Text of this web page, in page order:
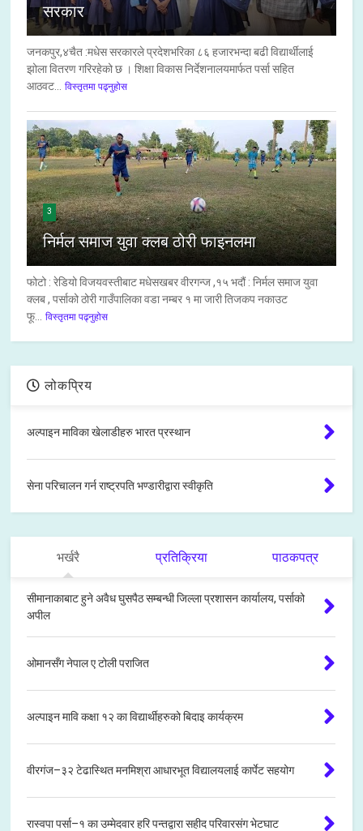
सरकार
जनकपुर,४चैत :मधेस सरकारले प्रदेशभरिका ८६ हजारभन्दा बढी विद्यार्थीलाई
झोला वितरण गरिरहेको छ । शिक्षा विकास निर्देशनालयमार्फत पर्सा सहित
आठवट...
विस्तृतमा पढ्नुहोस
3
निर्मल समाज युवा क्लब ठोरी फाइनलमा
फोटो : रेडियो विजयवस्तीबाट मधेसखबर वीरगन्ज ,१५ भदौं : निर्मल समाज युवा
क्लब , पर्साको ठोरी गाउँपालिका वडा नम्बर १ मा जारी तिजकप नकाउट
फू...
विस्तृतमा पढ्नुहोस
लोकप्रिय
अल्पाइन माविका खेलाडीहरु भारत प्रस्थान
सेना परिचालन गर्न राष्ट्रपति भण्डारीद्वारा स्वीकृति
भर्खरै प्रतिक्रिया पाठकपत्र
सीमानाकाबाट हुने अवैध घुसपैठ सम्बन्धी जिल्ला प्रशासन कार्यालय, पर्साको
अपील
ओमानसँग नेपाल ए टोली पराजित
अल्पाइन मावि कक्षा १२ का विद्यार्थीहरुको बिदाइ कार्यक्रम
वीरगंज–३२ टेढास्थित मनमिश्रा आधारभूत विद्यालयलाई कार्पेट सहयोग
रास्वपा पर्सा–१ का उम्मेदवार हरि पन्तद्वारा सहीद परिवारसंग भेटघाट